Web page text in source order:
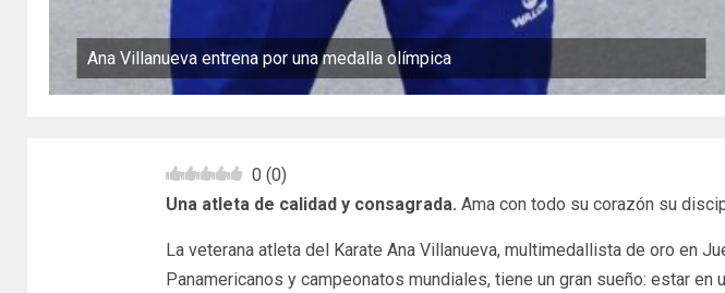
Ana Villanueva entrena por una medalla olímpica
0 (0)
Una atleta de calidad y consagrada. Ama con todo su corazón su
La veterana atleta del Karate Ana Villanueva, multimedallista de oro en
Panamericanos y campeonatos mundiales, tiene un gran sueño: estar en